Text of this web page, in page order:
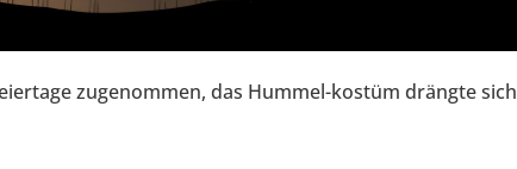
zugenommen, das Hummel-kostüm drängte sich